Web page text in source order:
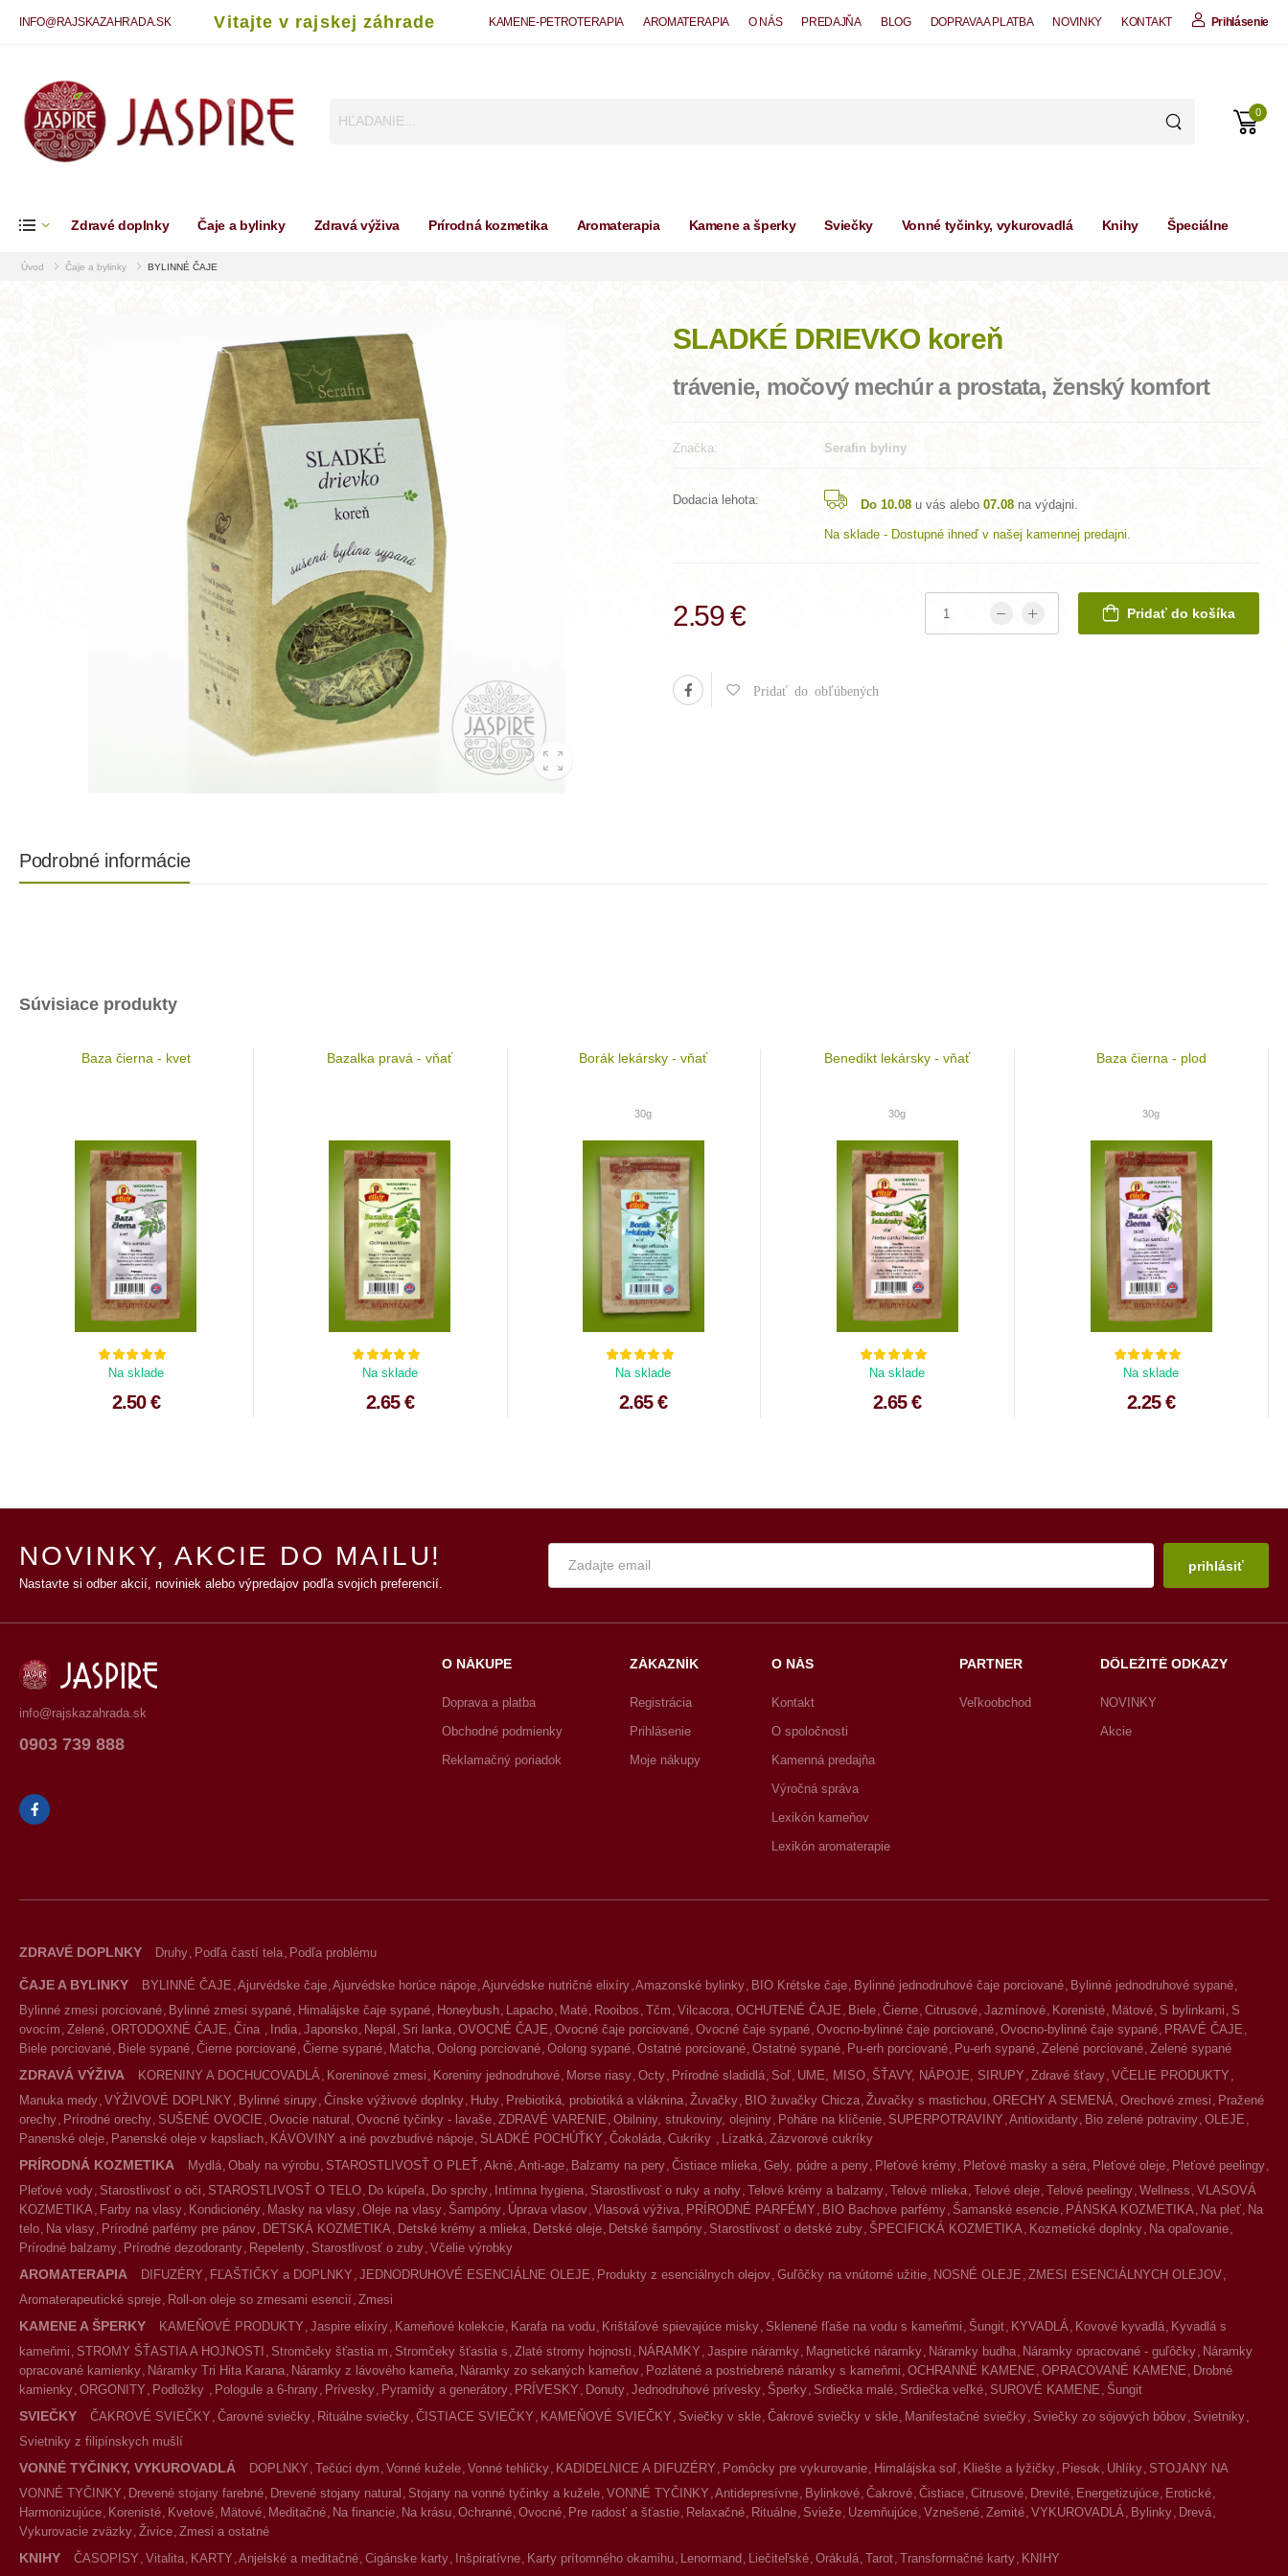
INFO@RAJSKAZAHRADA.SK Vitajte v rajskej záhrade KAMENE-PETROTERAPIA AROMATERAPIA O NÁS PREDAJŇA BLOG DOPRAVA A PLATBA NOVINKY KONTAKT Prihlásenie
0
Zdravé doplnky Čaje a bylinky Zdravá výživa Prírodná kozmetika Aromaterapia Kamene a šperky Sviečky Vonné tyčinky, vykurovadlá Knihy Špeciálne
Úvod Čaje a bylinky BYLINNÉ ČAJE
SLADKÉ DRIEVKO koreň
trávenie, močový mechúr a prostata, ženský komfort
Značka: Serafin byliny
Dodacia lehota: Do 10.08 u vás alebo 07.08 na výdajni.
Na sklade - Dostupné ihneď v našej kamennej predajni.
2.59 € Pridať do košíka
Pridať do obľúbených
Podrobné informácie
Súvisiace produkty
Baza čierna - kvet
Na sklade
2.50 €
Bazalka pravá - vňať
Na sklade
2.65 €
Borák lekársky - vňať
30g
Na sklade
2.65 €
Benedikt lekársky - vňať
30g
Na sklade
2.65 €
Baza čierna - plod
30g
Na sklade
2.25 €
NOVINKY, AKCIE DO MAILU!
Nastavte si odber akcií, noviniek alebo výpredajov podľa svojich preferencií.
prihlásiť
info@rajskazahrada.sk
0903 739 888
O NÁKUPE
Doprava a platba
Obchodné podmienky
Reklamačný poriadok
ZÁKAZNÍK
Registrácia
Prihlásenie
Moje nákupy
O NÁS
Kontakt
O spoločnosti
Kamenná predajňa
Výročná správa
Lexikón kameňov
Lexikón aromaterapie
PARTNER
Veľkoobchod
DÔLEŽITÉ ODKAZY
NOVINKY
Akcie
ZDRAVÉ DOPLNKY Druhy Podľa častí tela Podľa problému
ČAJE A BYLINKY BYLINNÉ ČAJE Ajurvédske čaje Ajurvédske horúce nápoje Ajurvédske nutričné elixíry Amazonské bylinky BIO Krétske čaje Bylinné jednodruhové čaje porciované Bylinné jednodruhové sypané
Bylinné zmesi porciované Bylinné zmesi sypané Himalájske čaje sypané Honeybush Lapacho Maté Rooibos Tčm Vilcacora OCHUTENÉ ČAJE Biele Čierne Citrusové Jazmínové Korenisté Mätové S bylinkami S
ovocím Zelené ORTODOXNÉ ČAJE Čína India Japonsko Nepál Sri lanka OVOCNÉ ČAJE Ovocné čaje porciované Ovocné čaje sypané Ovocno-bylinné čaje porciované Ovocno-bylinné čaje sypané PRAVÉ ČAJE
Biele porciované Biele sypané Čierne porciované Čierne sypané Matcha Oolong porciované Oolong sypané Ostatné porciované Ostatné sypané Pu-erh porciované Pu-erh sypané Zelené porciované Zelené sypané
ZDRAVÁ VÝŽIVA KORENINY A DOCHUCOVADLÁ Koreninové zmesi Koreniny jednodruhové Morse riasy Octy Prírodné sladidlá Soľ UME, MISO ŠŤAVY, NÁPOJE, SIRUPY Zdravé šťavy VČELIE PRODUKTY
Manuka medy VÝŽIVOVÉ DOPLNKY Bylinné sirupy Čínske výživové doplnky Huby Prebiotiká, probiotiká a vláknina Žuvačky BIO žuvačky Chicza Žuvačky s mastichou ORECHY A SEMENÁ Orechové zmesi
Pražené
orechy Prírodné orechy SUŠENÉ OVOCIE Ovocie natural Ovocné tyčinky - lavaše ZDRAVÉ VARENIE Obilniny, strukoviny, olejniny Poháre na klíčenie SUPERPOTRAVINY Antioxidanty Bio zelené potraviny OLEJE
Panenské oleje Panenské oleje v kapsliach KÁVOVINY a iné povzbudivé nápoje SLADKÉ POCHÚŤKY Čokoláda Cukríky Lízatká Zázvorové cukríky
PRÍRODNÁ KOZMETIKA Mydlá Obaly na výrobu STAROSTLIVOSŤ O PLEŤ Akné Anti-age Balzamy na pery Čistiace mlieka Gely, púdre a peny Pleťové krémy Pleťové masky a séra Pleťové oleje Pleťové peelingy
Pleťové vody Starostlivosť o oči STAROSTLIVOSŤ O TELO Do kúpeľa Do sprchy Intímna hygiena Starostlivosť o ruky a nohy Telové krémy a balzamy Telové mlieka Telové oleje Telové peelingy Wellness VLASOVÁ
KOZMETIKA Farby na vlasy Kondicionéry Masky na vlasy Oleje na vlasy Šampóny Úprava vlasov Vlasová výživa PRÍRODNÉ PARFÉMY BIO Bachove parfémy Šamanské esencie PÁNSKA KOZMETIKA Na pleť Na
telo Na vlasy Prírodné parfémy pre pánov DETSKÁ KOZMETIKA Detské krémy a mlieka Detské oleje Detské šampóny Starostlivosť o detské zuby ŠPECIFICKÁ KOZMETIKA Kozmetické doplnky Na opaľovanie
Prírodné balzamy Prírodné dezodoranty Repelenty Starostlivosť o zuby Včelie výrobky
AROMATERAPIA DIFUZÉRY FĽAŠTIČKY a DOPLNKY JEDNODRUHOVÉ ESENCIÁLNE OLEJE Produkty z esenciálnych olejov Guľôčky na vnútorné užitie NOSNÉ OLEJE ZMESI ESENCIÁLNYCH OLEJOV
Aromaterapeutické spreje Roll-on oleje so zmesami esencií Zmesi
KAMENE A ŠPERKY KAMEŇOVÉ PRODUKTY Jaspire elixíry Kameňové kolekcie Karafa na vodu Krištáľové spievajúce misky Sklenené fľaše na vodu s kameňmi Šungit KYVADLÁ Kovové kyvadlá Kyvadlá s
kameňmi STROMY ŠŤASTIA A HOJNOSTI Stromčeky šťastia m Stromčeky šťastia s Zlaté stromy hojnosti NÁRAMKY Jaspire náramky Magnetické náramky Náramky budha Náramky opracované - guľôčky Náramky
opracované kamienky Náramky Tri Hita Karana Náramky z lávového kameňa Náramky zo sekaných kameňov Pozlátené a postriebrené náramky s kameňmi OCHRANNÉ KAMENE OPRACOVANÉ KAMENE
Drobné
kamienky ORGONITY Podložky Pologule a 6-hrany Prívesky Pyramídy a generátory PRÍVESKY Donuty Jednodruhové prívesky Šperky Srdiečka malé Srdiečka veľké SUROVÉ KAMENE Šungit
SVIEČKY ČAKROVÉ SVIEČKY Čarovné sviečky Rituálne sviečky ČISTIACE SVIEČKY KAMEŇOVÉ SVIEČKY Sviečky v skle Čakrové sviečky v skle Manifestačné sviečky Sviečky zo sójových bôbov Svietniky
Svietniky z filipínskych mušlí
VONNÉ TYČINKY, VYKUROVADLÁ DOPLNKY Tečúci dym Vonné kužele Vonné tehličky KADIDELNICE A DIFUZÉRY Pomôcky pre vykurovanie Himalájska soľ Kliešte a lyžičky Piesok Uhlíky STOJANY NA
VONNÉ TYČINKY
Drevené stojany farebné Drevené stojany natural Stojany na vonné tyčinky a kužele VONNÉ TYČINKY Antidepresívne Bylinkové Čakrové Čistiace Citrusové Drevité Energetizujúce Erotické
Harmonizujúce Korenisté Kvetové Mätové Meditačné Na financie Na krásu Ochranné Ovocné Pre radosť a šťastie Relaxačné Rituálne Svieže Uzemňujúce Vznešené Zemité VYKUROVADLÁ Bylinky Drevá
Vykurovacie zväzky Živice Zmesi a ostatné
KNIHY ČASOPISY Vitalita KARTY Anjelské a meditačné Cigánske karty Inšpiratívne Karty prítomného okamihu Lenormand Liečiteľské Orákulá Tarot Transformačné karty KNIHY